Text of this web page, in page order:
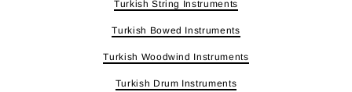
Turkish String Instruments
Turkish Bowed Instruments
Turkish Woodwind Instruments
Turkish Drum Instruments